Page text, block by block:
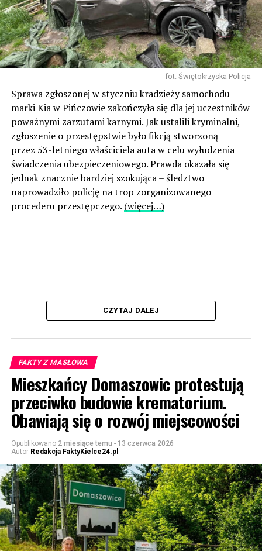
fot. Świętokrzyska Policja
Sprawa zgłoszonej w styczniu kradzieży samochodu
marki Kia w Pińczowie zakończyła się dla jej uczestników
poważnymi zarzutami karnymi. Jak ustalili kryminalni,
zgłoszenie o przestępstwie było fikcją stworzoną
przez 53-letniego właściciela auta w celu wyłudzenia
świadczenia ubezpieczeniowego. Prawda okazała się
jednak znacznie bardziej szokująca – śledztwo
naprowadziło policję na trop zorganizowanego
procederu przestępczego. (więcej…)
CZYTAJ DALEJ
FAKTY Z MASŁOWA
Mieszkańcy Domaszowic protestują
przeciwko budowie krematorium.
Obawiają się o rozwój miejscowości
Opublikowano 2 miesiące temu - 13 czerwca 2026
Autor Redakcja FaktyKielce24.pl